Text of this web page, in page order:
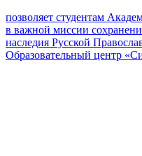
позволяет студентам
в важной миссии
наследия Русской
Образовательный центр